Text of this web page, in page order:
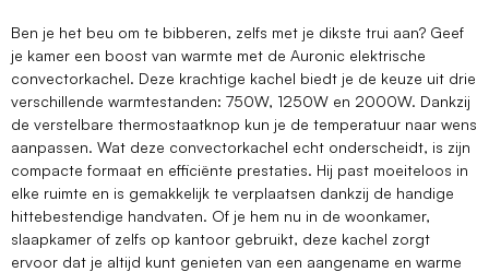
Ben je het beu om te bibberen, zelfs met je dikste trui aan? Geef
je kamer een boost van warmte met de Auronic elektrische
convectorkachel. Deze krachtige kachel biedt je de keuze uit drie
verschillende warmtestanden: 750W, 1250W en 2000W. Dankzij
de verstelbare thermostaatknop kun je de temperatuur naar wens
aanpassen. Wat deze convectorkachel echt onderscheidt, is zijn
compacte formaat en efficiënte prestaties. Hij past moeiteloos in
elke ruimte en is gemakkelijk te verplaatsen dankzij de handige
hittebestendige handvaten. Of je hem nu in de woonkamer,
slaapkamer of zelfs op kantoor gebruikt, deze kachel zorgt
ervoor dat je altijd kunt genieten van een aangename en warme